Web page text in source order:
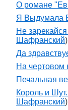
О романе
Я Выдумала
Не
Шафранский)
Да
На чертовом
Печальная
Король и
Шафранский)